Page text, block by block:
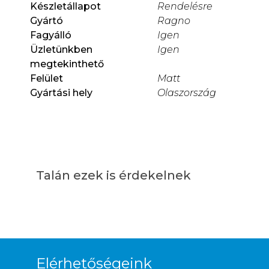
Készletállapot
Rendelésre
Gyártó
Ragno
Fagyálló
Igen
Üzletünkben
megtekinthető
Igen
Felület
Matt
Gyártási hely
Olaszország
Talán ezek is érdekelnek
Elérhetőségeink